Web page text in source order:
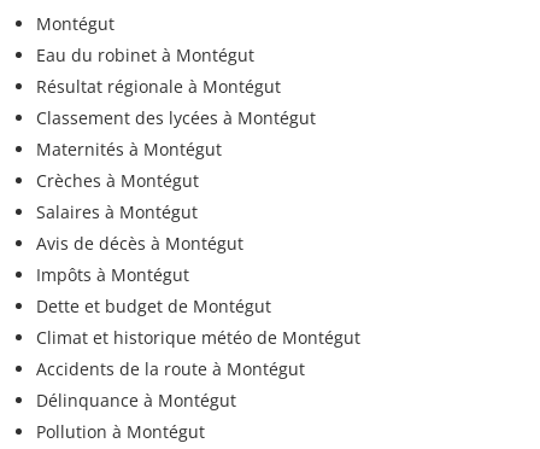
Montégut
Eau du robinet à Montégut
Résultat régionale à Montégut
Classement des lycées à Montégut
Maternités à Montégut
Crèches à Montégut
Salaires à Montégut
Avis de décès à Montégut
Impôts à Montégut
Dette et budget de Montégut
Climat et historique météo de Montégut
Accidents de la route à Montégut
Délinquance à Montégut
Pollution à Montégut